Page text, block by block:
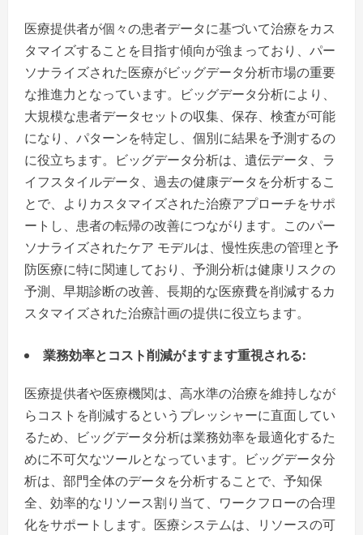
医療提供者が個々の患者データに基づいて治療をカス
タマイズすることを目指す傾向が強まっており、パー
ソナライズされた医療がビッグデータ分析市場の重要
な推進力となっています。ビッグデータ分析により、
大規模な患者データセットの収集、保存、検査が可能
になり、パターンを特定し、個別に結果を予測するの
に役立ちます。ビッグデータ分析は、遺伝データ、ラ
イフスタイルデータ、過去の健康データを分析するこ
とで、よりカスタマイズされた治療アプローチをサポ
ートし、患者の転帰の改善につながります。このパー
ソナライズされたケア モデルは、慢性疾患の管理と予
防医療に特に関連しており、予測分析は健康リスクの
予測、早期診断の改善、長期的な医療費を削減するカ
スタマイズされた治療計画の提供に役立ちます。
業務効率とコスト削減がますます重視される:
医療提供者や医療機関は、高水準の治療を維持しなが
らコストを削減するというプレッシャーに直面してい
るため、ビッグデータ分析は業務効率を最適化するた
めに不可欠なツールとなっています。ビッグデータ分
析は、部門全体のデータを分析することで、予知保
全、効率的なリソース割り当て、ワークフローの合理
化をサポートします。医療システムは、リソースの可